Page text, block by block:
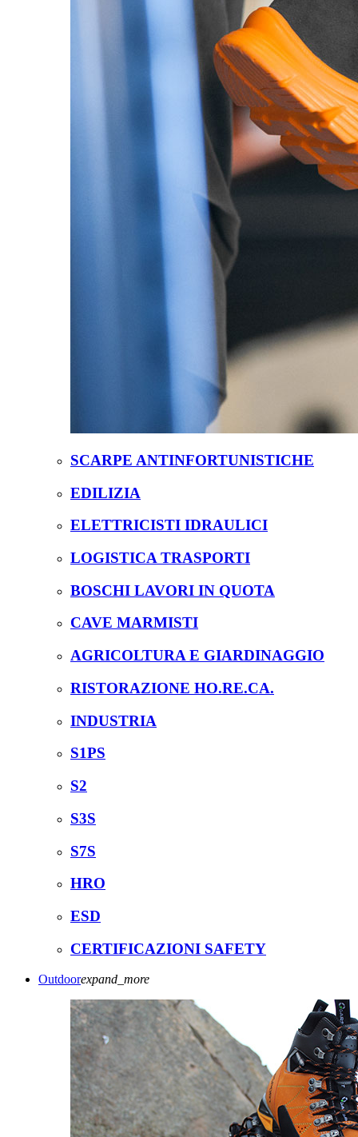
SCARPE ANTINFORTUNISTICHE
EDILIZIA
ELETTRICISTI IDRAULICI
LOGISTICA TRASPORTI
BOSCHI LAVORI IN QUOTA
CAVE MARMISTI
AGRICOLTURA E GIARDINAGGIO
RISTORAZIONE HO.RE.CA.
INDUSTRIA
S1PS
S2
S3S
S7S
HRO
ESD
CERTIFICAZIONI SAFETY
Outdoorexpand_more